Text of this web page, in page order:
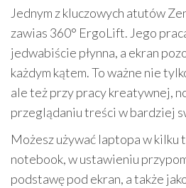
Jednym z kluczowych atutów
zawias 360° ErgoLift. Jego
jedwabiście płynna, a ekran
każdym kątem. To ważne nie
ale też przy pracy kreatywnej,
przeglądaniu treści w bardziej
Możesz używać laptopa w kilku
notebook, w ustawieniu
podstawę pod ekran, a także